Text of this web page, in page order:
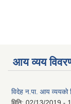
आय व्यय
विदेह न.पा. आय
मिति: 02/13/2019 -